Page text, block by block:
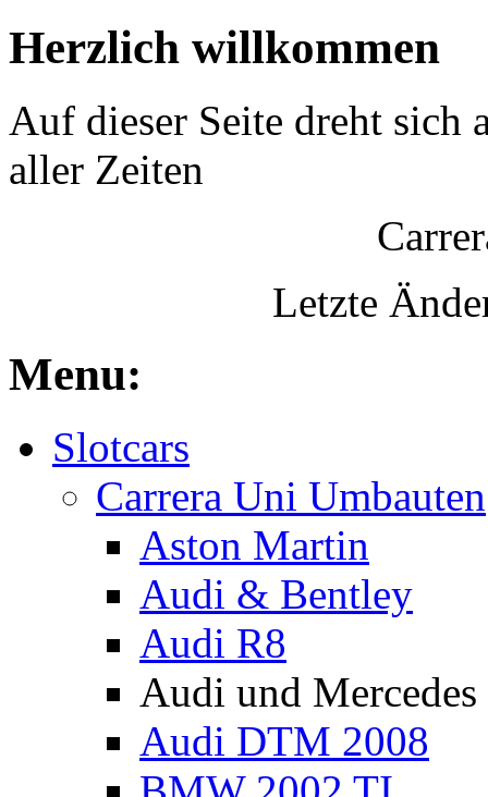
Herzlich willkommen
Auf dieser Seite dreht sich
aller Zeiten
Letzte
Menu:
Slotcars
Carrera Uni Umbauten
Aston Martin
Audi & Bentley
Audi R8
Audi und
Audi DTM 2008